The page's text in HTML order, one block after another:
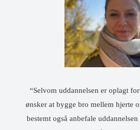
“Selvom uddannelsen er oplagt
ønsker at bygge bro mellem hjerte
bestemt også anbefale